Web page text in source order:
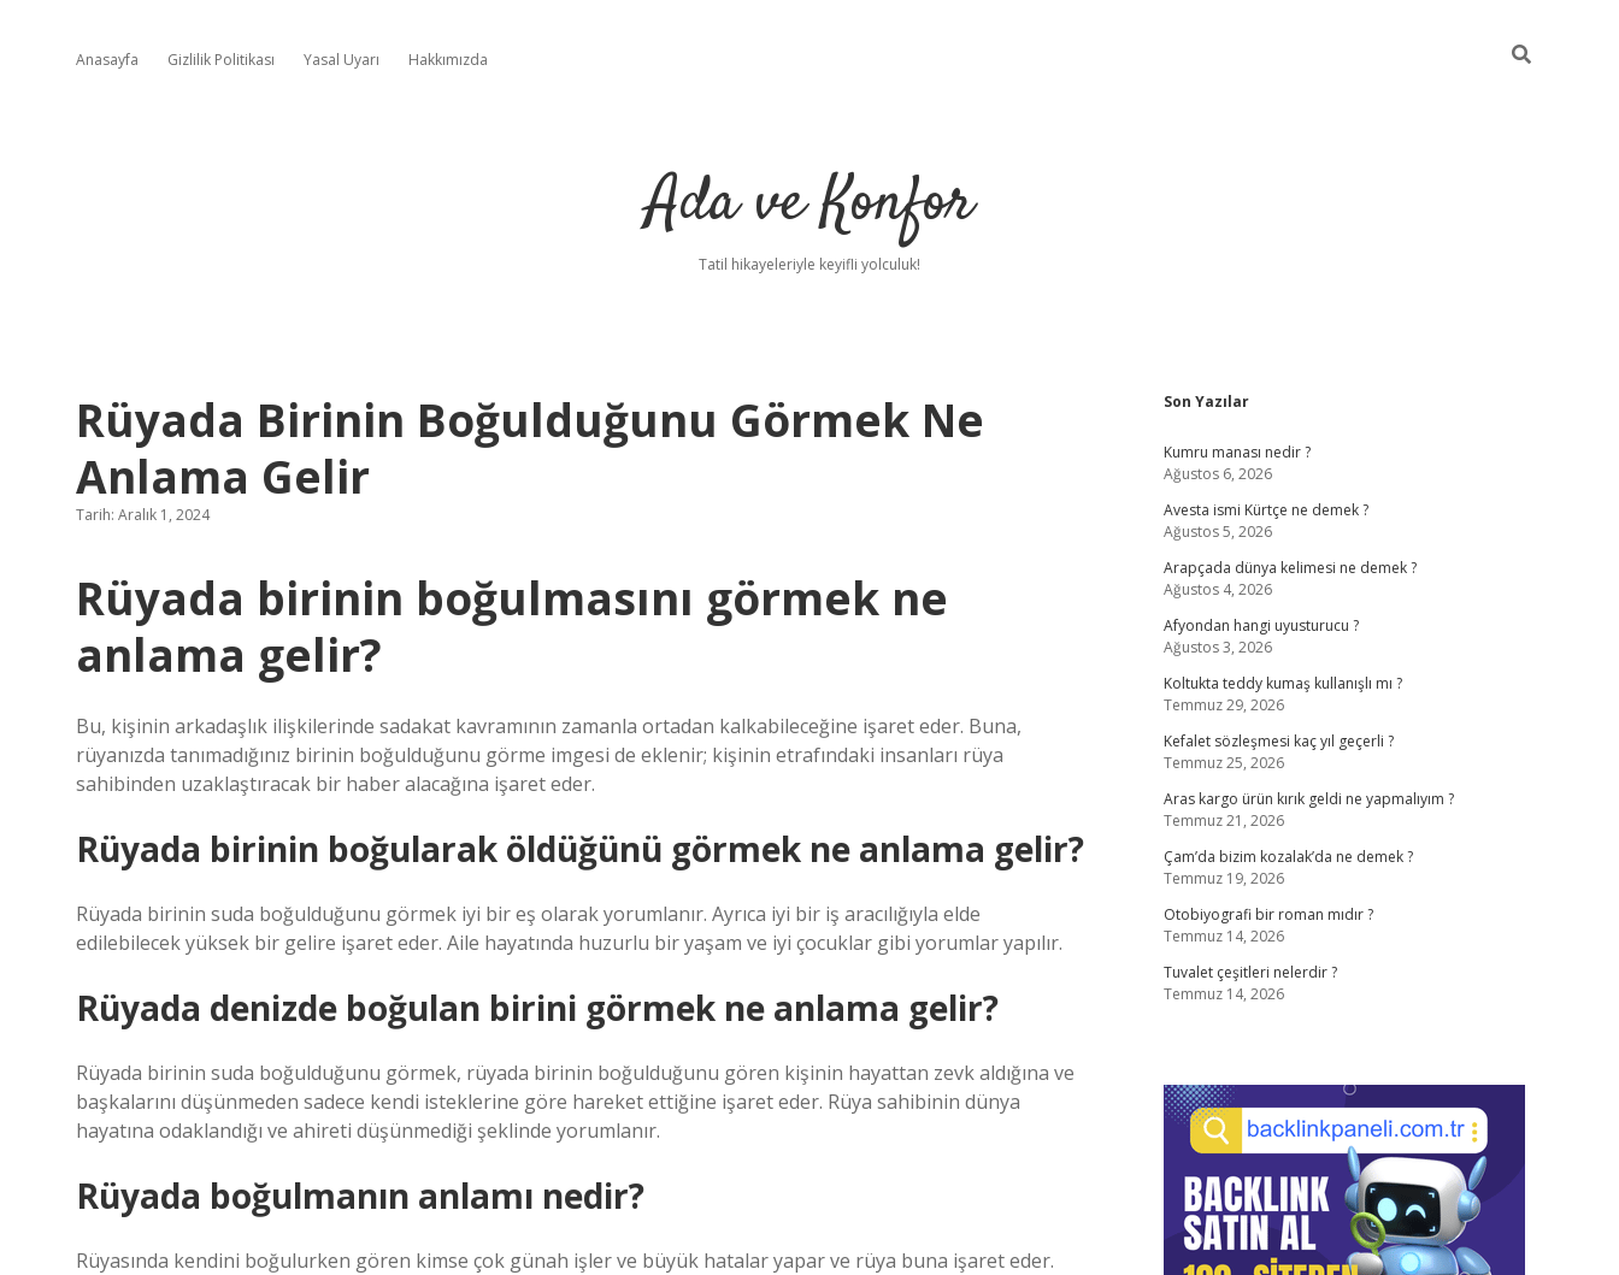
Anasayfa Gizlilik Politikası Yasal Uyarı Hakkımızda
Ada ve Konfor
Tatil hikayeleriyle keyifli yolculuk!
Rüyada Birinin Boğulduğunu Görmek Ne
Anlama Gelir
Tarih: Aralık 1, 2024
Rüyada birinin boğulmasını görmek ne
anlama gelir?
Bu, kişinin arkadaşlık ilişkilerinde sadakat kavramının zamanla ortadan kalkabileceğine işaret eder. Buna,
rüyanızda tanımadığınız birinin boğulduğunu görme imgesi de eklenir; kişinin etrafındaki insanları rüya
sahibinden uzaklaştıracak bir haber alacağına işaret eder.
Rüyada birinin boğularak öldüğünü görmek ne anlama gelir?
Rüyada birinin suda boğulduğunu görmek iyi bir eş olarak yorumlanır. Ayrıca iyi bir iş aracılığıyla elde
edilebilecek yüksek bir gelire işaret eder. Aile hayatında huzurlu bir yaşam ve iyi çocuklar gibi yorumlar yapılır.
Rüyada denizde boğulan birini görmek ne anlama gelir?
Rüyada birinin suda boğulduğunu görmek, rüyada birinin boğulduğunu gören kişinin hayattan zevk aldığına ve
başkalarını düşünmeden sadece kendi isteklerine göre hareket ettiğine işaret eder. Rüya sahibinin dünya
hayatına odaklandığı ve ahireti düşünmediği şeklinde yorumlanır.
Rüyada boğulmanın anlamı nedir?
Rüyasında kendini boğulurken gören kimse çok günah işler ve büyük hatalar yapar ve rüya buna işaret eder.
Sidebar
Son Yazılar
Kumru manası nedir ?
Ağustos 6, 2026
Avesta ismi Kürtçe ne demek ?
Ağustos 5, 2026
Arapçada dünya kelimesi ne demek ?
Ağustos 4, 2026
Afyondan hangi uyusturucu ?
Ağustos 3, 2026
Koltukta teddy kumaş kullanışlı mı ?
Temmuz 29, 2026
Kefalet sözleşmesi kaç yıl geçerli ?
Temmuz 25, 2026
Aras kargo ürün kırık geldi ne yapmalıyım ?
Temmuz 21, 2026
Çam’da bizim kozalak’da ne demek ?
Temmuz 19, 2026
Otobiyografi bir roman mıdır ?
Temmuz 14, 2026
Tuvalet çeşitleri nelerdir ?
Temmuz 14, 2026